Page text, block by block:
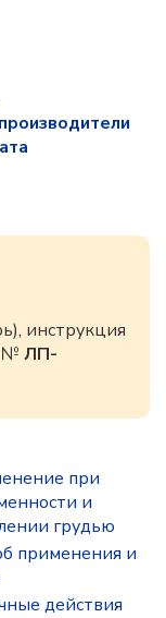
инструкция
№ ЛП-
при
и
грудью
применения и
действия